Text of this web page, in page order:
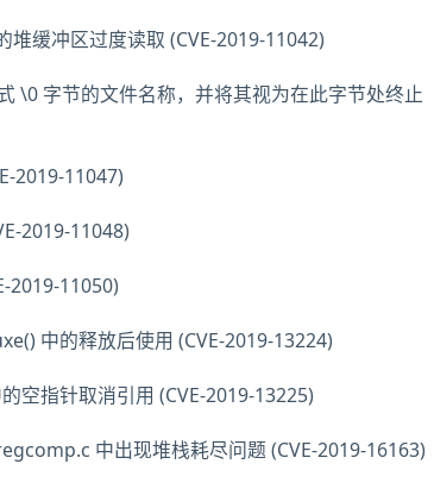
缓冲区过度读取 (CVE-2019-11042)
字节的文件名称，并将其视为在此字节处终止
2019-11047)
2019-11048)
2019-11050)
中的释放后使用 (CVE-2019-13224)
指针取消引用 (CVE-2019-13225)
中出现堆栈耗尽问题 (CVE-2019-16163)